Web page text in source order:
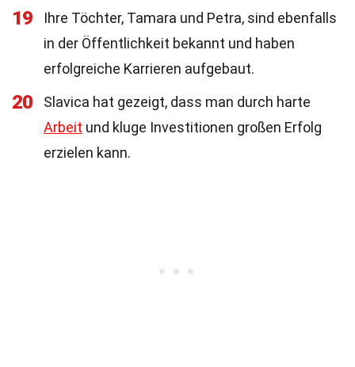
19
Ihre Töchter, Tamara und Petra, sind ebenfalls
in der Öffentlichkeit bekannt und haben
erfolgreiche Karrieren aufgebaut.
20
Slavica hat gezeigt, dass man durch harte
Arbeit und kluge Investitionen großen Erfolg
erzielen kann.